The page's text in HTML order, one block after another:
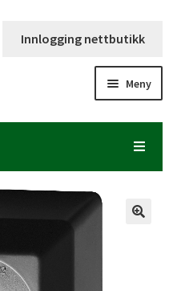
Innlogging nettbutikk
Meny